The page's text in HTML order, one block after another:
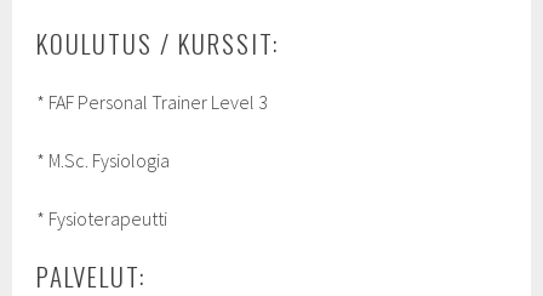
KOULUTUS / KURSSIT:
* FAF Personal Trainer Level 3
* M.Sc. Fysiologia
* Fysioterapeutti
PALVELUT: